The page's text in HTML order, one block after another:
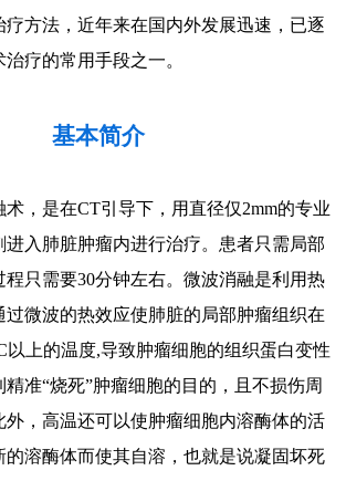
疗方法，近年来在国内外发展迅速，已逐
疗的常用手段之一。
基本简介
，是在CT引导下，用直径仅2mm的专业
进入肺脏肿瘤内进行治疗。患者只需局部
程只需要30分钟左右。微波消融是利用热
过微波的热效应使肺脏的局部肿瘤组织在
以上的温度,导致肿瘤细胞的组织蛋白变性
准“烧死”肿瘤细胞的目的，且不损伤周
外，高温还可以使肿瘤细胞内溶酶体的活
的溶酶体而使其自溶，也就是说凝固坏死